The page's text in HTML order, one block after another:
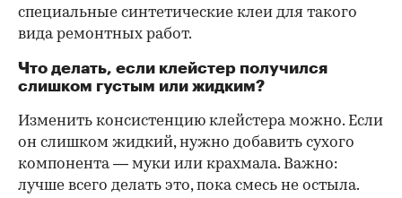
специальные синтетические клеи для такого
вида ремонтных работ.
Что делать, если клейстер получился
слишком густым или жидким?
Изменить консистенцию клейстера можно. Если
он слишком жидкий, нужно добавить сухого
компонента — муки или крахмала. Важно:
лучше всего делать это, пока смесь не остыла.